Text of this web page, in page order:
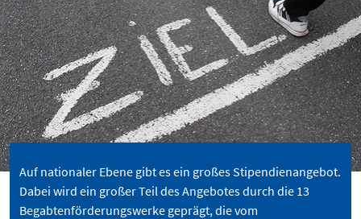
Auf nationaler Ebene gibt es ein großes Stipendienangebot.
Dabei wird ein großer Teil des Angebotes durch die 13
Begabtenförderungswerke geprägt, die vom